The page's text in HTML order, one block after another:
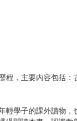
程，主要內容包括
輕學子的課外讀物